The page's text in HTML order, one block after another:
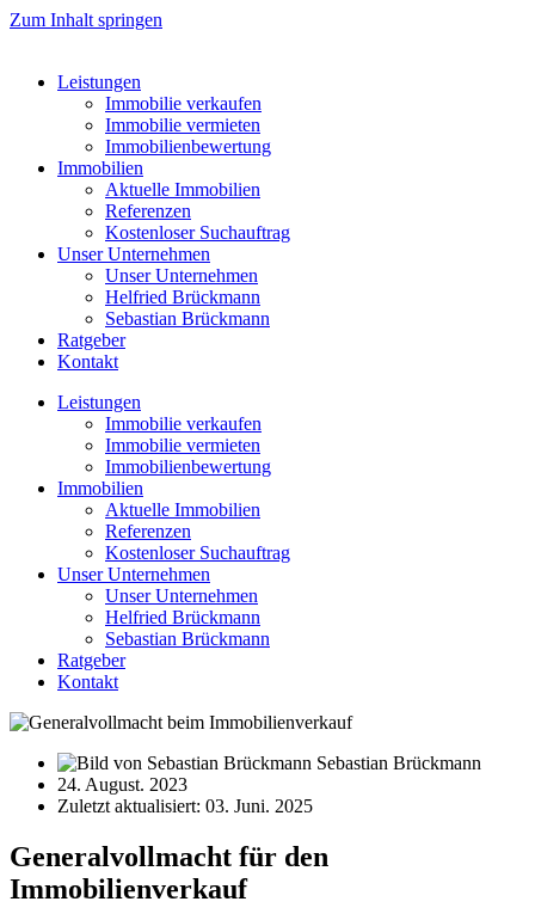
Zum Inhalt springen
Leistungen
Immobilie verkaufen
Immobilie vermieten
Immobilienbewertung
Immobilien
Aktuelle Immobilien
Referenzen
Kostenloser Suchauftrag
Unser Unternehmen
Unser Unternehmen
Helfried Brückmann
Sebastian Brückmann
Ratgeber
Kontakt
Leistungen
Immobilie verkaufen
Immobilie vermieten
Immobilienbewertung
Immobilien
Aktuelle Immobilien
Referenzen
Kostenloser Suchauftrag
Unser Unternehmen
Unser Unternehmen
Helfried Brückmann
Sebastian Brückmann
Ratgeber
Kontakt
Sebastian Brückmann
24. August. 2023
Zuletzt aktualisiert: 03. Juni. 2025
Generalvollmacht für den
Immobilienverkauf